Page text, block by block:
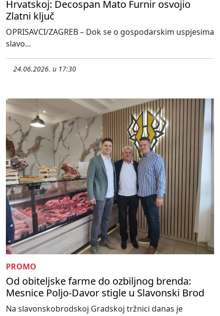
Hrvatskoj: Decospan Mato Furnir osvojio
Zlatni ključ
OPRISAVCI/ZAGREB – Dok se o gospodarskim uspjesima
slavo...
24.06.2026. u 17:30
PROMO
Od obiteljske farme do ozbiljnog brenda:
Mesnice Poljo-Davor stigle u Slavonski Brod
Na slavonskobrodskoj Gradskoj tržnici danas je